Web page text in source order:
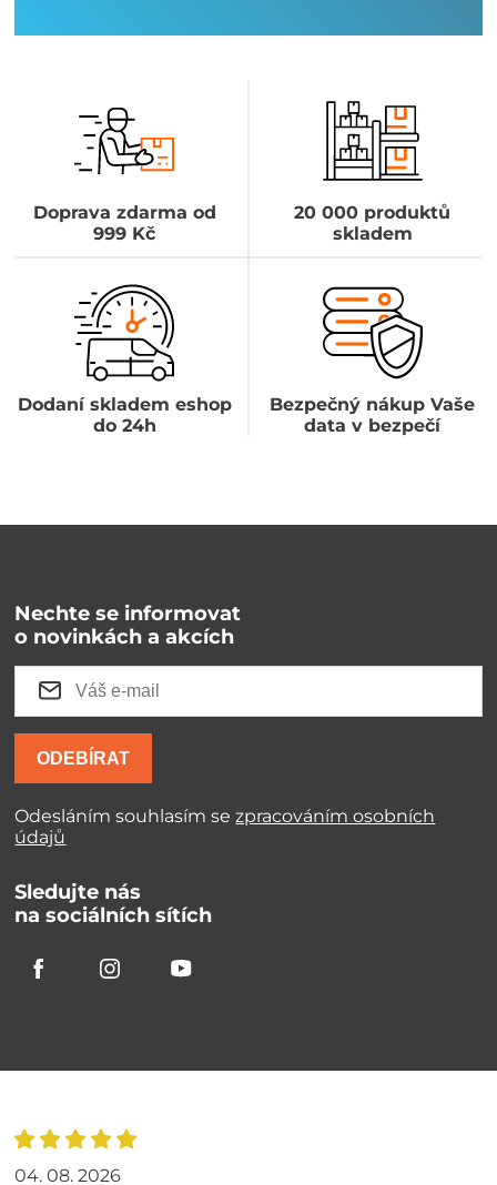
Doprava zdarma od
999 Kč
20 000 produktů
skladem
Dodaní skladem eshop
do 24h
Bezpečný nákup Vaše
data v bezpečí
Nechte se informovat
o novinkách a akcích
ODEBÍRAT
Odesláním souhlasím sezpracováním osobních
údajů
Sledujte nás
na sociálních sítích
04. 08. 2026